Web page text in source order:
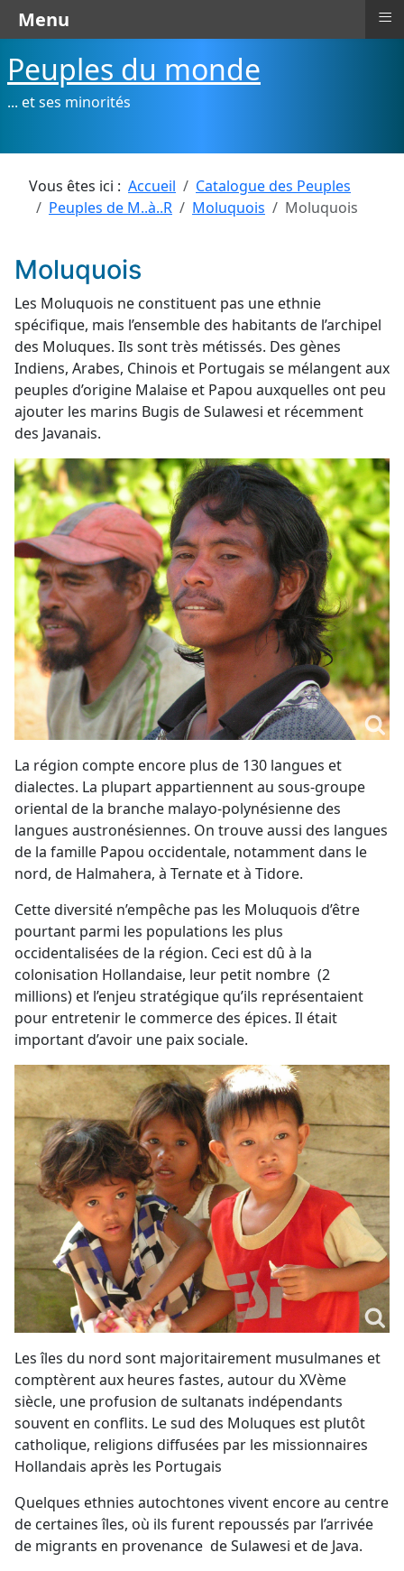
Peuples du monde
... et ses minorités
Vous êtes ici : Accueil
Catalogue des Peuples
Peuples de M..à..R
Moluquois Moluquois
Moluquois
Les Moluquois ne constituent pas une ethnie
spécifique, mais l’ensemble des habitants de l’archipel
des Moluques. Ils sont très métissés. Des gènes
Indiens, Arabes, Chinois et Portugais se mélangent aux
peuples d’origine Malaise et Papou auxquelles ont peu
ajouter les marins Bugis de Sulawesi et récemment
des Javanais.
La région compte encore plus de 130 langues et
dialectes. La plupart appartiennent au sous-groupe
oriental de la branche malayo-polynésienne des
langues austronésiennes. On trouve aussi des langues
de la famille Papou occidentale, notamment dans le
nord, de Halmahera, à Ternate et à Tidore.
Cette diversité n’empêche pas les Moluquois d’être
pourtant parmi les populations les plus
occidentalisées de la région. Ceci est dû à la
colonisation Hollandaise, leur petit nombre (2
millions) et l’enjeu stratégique qu’ils représentaient
pour entretenir le commerce des épices. Il était
important d’avoir une paix sociale.
Les îles du nord sont majoritairement musulmanes et
comptèrent aux heures fastes, autour du XVème
siècle, une profusion de sultanats indépendants
souvent en conflits. Le sud des Moluques est plutôt
catholique, religions diffusées par les missionnaires
Hollandais après les Portugais
Quelques ethnies autochtones vivent encore au centre
de certaines îles, où ils furent repoussés par l’arrivée
de migrants en provenance de Sulawesi et de Java.
Menu ≡